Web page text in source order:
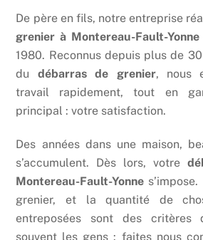
De père en fils, notre entreprise
grenier à Montereau-Fault-Yonne
1980. Reconnus depuis plus de
du débarras de grenier, nous
travail rapidement, tout en
principal : votre satisfaction.
Des années dans une maison,
s’accumulent. Dès lors, votre
Montereau-Fault-Yonne
grenier, et la quantité de
entreposées sont des critères
souvent les gens : faites nous